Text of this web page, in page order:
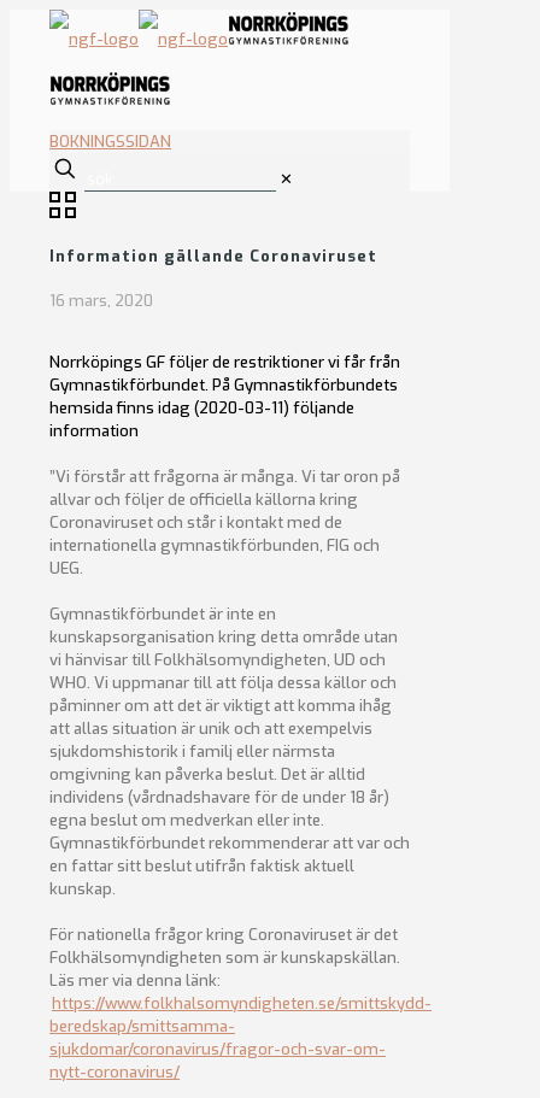
BOKNINGSSIDAN
✕
Information gällande Coronaviruset
16 mars, 2020
Norrköpings GF följer de restriktioner vi får från
Gymnastikförbundet. På Gymnastikförbundets
hemsida finns idag (2020-03-11) följande
information
”Vi förstår att frågorna är många. Vi tar oron på
allvar och följer de officiella källorna kring
Coronaviruset och står i kontakt med de
internationella gymnastikförbunden, FIG och
UEG.
Gymnastikförbundet är inte en
kunskapsorganisation kring detta område utan
vi hänvisar till Folkhälsomyndigheten, UD och
WHO. Vi uppmanar till att följa dessa källor och
påminner om att det är viktigt att komma ihåg
att allas situation är unik och att exempelvis
sjukdomshistorik i familj eller närmsta
omgivning kan påverka beslut. Det är alltid
individens (vårdnadshavare för de under 18 år)
egna beslut om medverkan eller inte.
Gymnastikförbundet rekommenderar att var och
en fattar sitt beslut utifrån faktisk aktuell
kunskap.
För nationella frågor kring Coronaviruset är det
Folkhälsomyndigheten som är kunskapskällan.
Läs mer via denna länk:
https://www.folkhalsomyndigheten.se/smittskydd-
beredskap/smittsamma-
sjukdomar/coronavirus/fragor-och-svar-om-
nytt-coronavirus/